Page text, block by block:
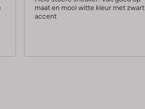
rmaat en mooi witte kleur met zwart
accent